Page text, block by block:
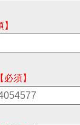
】
【必須】